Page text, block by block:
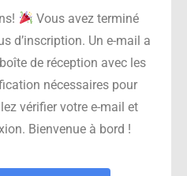
Vous avez terminé
d’inscription. Un e-mail a
de réception avec les
nécessaires pour
vérifier votre e-mail et
Bienvenue à bord !